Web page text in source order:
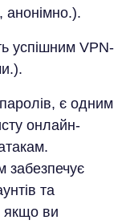
анонімно.).
успішним VPN-
є одним
онлайн-
забезпечує
та
якщо ви